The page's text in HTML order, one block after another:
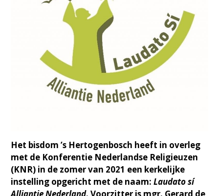
Het bisdom ’s Hertogenbosch heeft in overleg
met de Konferentie Nederlandse Religieuzen
(KNR) in de zomer van 2021 een kerkelijke
instelling opgericht met de naam:Laudato sí
Alliantie Nederland. Voorzitter is mgr. Gerard de